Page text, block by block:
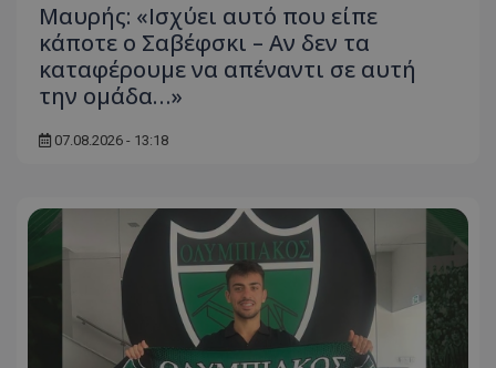
Μαυρής: «Ισχύει αυτό που είπε
κάποτε ο Σαβέφσκι – Αν δεν τα
καταφέρουμε να απέναντι σε αυτή
την ομάδα…»
07.08.2026 - 13:18